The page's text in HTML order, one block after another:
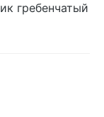
гребенчатый